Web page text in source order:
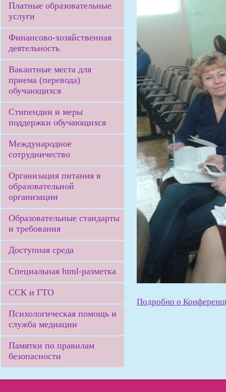
Платные образовательные
услуги
Финансово-хозяйственная
деятельность
Вакантные места для
приема (перевода)
обучающихся
Стипендии и меры
поддержки обучающихся
Международное
сотрудничество
Организация питания в
образовательной
организации
Образовательные стандарты
и требования
Доступная среда
Специальная html-разметка
ССК и ГТО
Психологическая помощь и
служба медиации
Памятки по правилам
безопасности
Подробно о